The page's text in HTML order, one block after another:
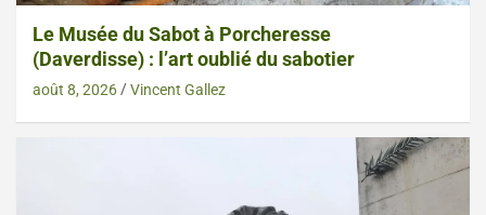
Le Musée du Sabot à Porcheresse
(Daverdisse) : l’art oublié du sabotier
août 8, 2026 Vincent Gallez